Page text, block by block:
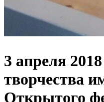
3 апреля
творчества
Открытого